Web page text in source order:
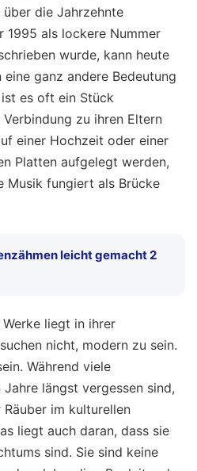
die Jahrzehnte
1995 als lockere Nummer
wurde, kann heute
ganz andere Bedeutung
es oft ein Stück
zu ihren Eltern
einer Hochzeit oder einer
Platten aufgelegt werden,
Musik fungiert als Brücke
leicht gemacht 2
liegt in ihrer
nicht, modern zu sein.
Während viele
längst vergessen sind,
im kulturellen
liegt auch daran, dass sie
sind. Sie sind keine